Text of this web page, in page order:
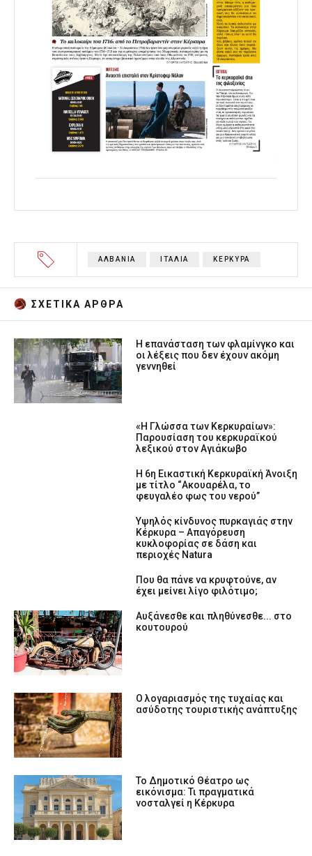
ΑΛΒΑΝΙΑ ΙΤΑΛΙΑ ΚΕΡΚΥΡΑ
ΣΧΕΤΙΚA AΡΘΡΑ
Η επανάσταση των φλαμίνγκο και
οι λέξεις που δεν έχουν ακόμη
γεννηθεί
«Η Γλώσσα των Κερκυραίων»:
Παρουσίαση του κερκυραϊκού
λεξικού στον Αγιάκωβο
Η 6η Εικαστική Κερκυραϊκή Άνοιξη
με τίτλο “Ακουαρέλα, το
φευγαλέο φως του νερού”
Υψηλός κίνδυνος πυρκαγιάς στην
Κέρκυρα – Απαγόρευση
κυκλοφορίας σε δάση και
περιοχές Natura
Που θα πάνε να κρυφτούνε, αν
έχει μείνει λίγο φιλότιμο;
Αυξάνεσθε και πληθύνεσθε... στο
κουτουρού
Ο λογαριασμός της τυχαίας και
ασύδοτης τουριστικής ανάπτυξης
Το Δημοτικό Θέατρο ως
εικόνισμα: Τι πραγματικά
νοσταλγεί η Κέρκυρα